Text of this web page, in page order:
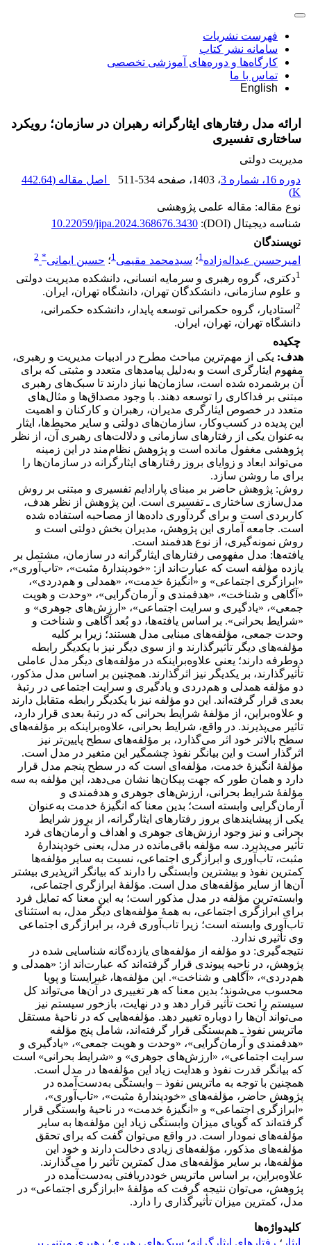
فهرست نشریات
سامانه نشر کتاب
کارگاه‌ها و دوره‌های آموزشی تخصصی
تماس با ما
English
ارائه مدل رفتارهای ایثارگرانه رهبران در سازمان؛ رویکرد
ساختاری تفسیری
مدیریت دولتی
دوره 16، شماره 3
، 1403 ، صفحه 511-534 اصل مقاله (442.64
K
)
نوع مقاله: مقاله علمی پژوهشی
شناسه دیجیتال (DOI):
10.22059/jipa.2024.368676.3430
نویسندگان
امیرحسین عبداله‌زاده1؛ سیدمحمد مقیمی1؛ حسین ایمانی*
2
1دکتری، گروه رهبری و سرمایه انسانی، دانشکده مدیریت دولتی
و علوم سازمانی، دانشکدگان تهران، دانشگاه تهران، ایران.
2 استادیار، گروه حکمرانی توسعه پایدار، دانشکده حکمرانی،
دانشگاه تهران، تهران، ایران.
چکیده
هدف: یکی از مهم‌ترین مباحث مطرح در ادبیات مدیریت و رهبری،
مفهوم ایثارگری است و به‌دلیل پیامدهای متعدد و مثبتی که برای
آن برشمرده شده است، سازمان‌ها نیاز دارند تا سبک‌های رهبری
مبتنی بر فداکاری را توسعه دهند. با وجود مصداق‌ها و مثال‌های
متعدد در خصوص ایثارگری مدیران، رهبران و کارکنان و اهمیت
این پدیده در کسب‌وکار، سازمان‌های دولتی و سایر محیط‌ها، ایثار
به‌عنوان یکی از رفتارهای سازمانی و دلالت‌های رهبری آن، از نظر
پژوهشی مغفول مانده است و پژوهش نظام‌مند در این زمینه
می‌تواند ابعاد و زوایای بروز رفتارهای ایثارگرانه در سازمان‌ها را
برای ما روشن سازد.
روش: پژوهش حاضر بر مبنای پارادایم تفسیری و مبتنی بر روش
مدل‌سازی ساختاری ـ تفسیری است. این پژوهش از نظر هدف،
کاربردی است و برای گردآوری داده‌ها از مصاحبه استفاده شده
است. جامعه آماری این پژوهش، مدیران بخش دولتی است و
روش نمونه‌گیری، از نوع هدفمند است.
یافته‌ها: مدل مفهومی رفتارهای ایثارگرانه در سازمان، مشتمل بر
یازده مؤلفه است که عبارت‌اند از: «خودپندارۀ مثبت»، «تاب‌آوری»،
«ابرازگری اجتماعی» و «انگیزۀ خدمت»، «همدلی و هم‌دردی»،
«آگاهی و شناخت»، «هدفمندی و آرمان‌گرایی»، «وحدت و هویت
جمعی»، «یادگیری و سرایت اجتماعی»، «ارزش‌های جوهری» و
«شرایط بحرانی». بر اساس یافته‌ها، دو بُعد آگاهی و شناخت و
وحدت جمعی، مؤلفه‌های مبنایی مدل هستند؛ زیرا بر کلیه
مؤلفه‌های دیگر تأثیرگذارند و از سوی دیگر نیز با یکدیگر رابطه
دوطرفه دارند؛ یعنی علاوه‌براینکه در مؤلفه‌های دیگر مدل عاملی
تأثیرگذارند، بر یکدیگر نیز اثرگذارند. همچنین بر اساس مدل مذکور،
دو مؤلفه همدلی و هم‌دردی و یادگیری و سرایت اجتماعی در رتبۀ
بعدی قرار گرفته‌اند. این دو مؤلفه نیز با یکدیگر رابطه متقابل دارند
و علاوه‌براین، از مؤلفۀ شرایط بحرانی که در رتبۀ بعدی قرار دارد،
تأثیر می‌پذیرند. در واقع، شرایط بحرانی، علاوه‌براینکه بر مؤلفه‌های
سطح بالاتر خود اثر می‌گذارد، بر مؤلفه‌های سطح پایین‌تر نیز
اثرگذار است و این بیانگر نفوذ چشمگیر این متغیر در مدل است.
مؤلفۀ انگیزۀ خدمت، مؤلفه‌ای است که در سطح پنجم مدل قرار
دارد و همان طور که جهت پیکان‌ها نشان می‌دهد، این مؤلفه به سه
مؤلفۀ شرایط بحرانی، ارزش‌های جوهری و هدفمندی و
آرمان‌گرایی وابسته است؛ بدین معنا که انگیزۀ خدمت به‌عنوان
یکی از پیشایندهای بروز رفتارهای ایثارگرانه، از بروز شرایط
بحرانی و نیز وجود ارزش‌های جوهری و اهداف و آرمان‌های فرد
تأثیر می‌پذیرد. سه مؤلفه باقی‌مانده در مدل، یعنی خودپندارۀ
مثبت، تاب‌آوری و ابرازگری اجتماعی، نسبت به سایر مؤلفه‌ها
کمترین نفوذ و بیشترین وابستگی را دارند که بیانگر اثرپذیری بیشتر
آن‌ها از سایر مؤلفه‌های مدل است. مؤلفۀ ابرازگری اجتماعی،
وابسته‌ترین مؤلفه در مدل مذکور است؛ به این معنا که تمایل فرد
برای ابرازگری اجتماعی، به همۀ مؤلفه‌های دیگر مدل، به استثنای
تاب‌آوری وابسته است؛ زیرا تاب‌آوری فرد، بر ابرازگری اجتماعی
وی تأثیری ندارد.
نتیجه‌گیری: دو مؤلفه از مؤلفه‌های یازده‌گانه شناسایی شده در
پژوهش، در ناحیه پیوندی قرار گرفته‌اند که عبارت‌اند از: «همدلی و
هم‌دردی»، «آگاهی و شناخت». این مؤلفه‌ها، غیرایستا و پویا
محسوب می‌شوند؛ بدین معنا که هر تغییری در آن‌ها می‌تواند کل
سیستم را تحت تأثیر قرار دهد و در نهایت، بازخور سیستم نیز
می‌تواند آن‌ها را دوباره تغییر دهد. مؤلفه‌هایی که در ناحیۀ مستقل
ماتریس نفوذ ـ هم‌بستگی قرار گرفته‌اند، شامل پنج مؤلفه
«هدفمندی و آرمان‌گرایی»، «وحدت و هویت جمعی»، «یادگیری و
سرایت اجتماعی»، «ارزش‌های جوهری» و «شرایط بحرانی» است
که بیانگر قدرت نفوذ و هدایت زیاد این مؤلفه‌ها در مدل است.
همچنین با توجه به ماتریس نفوذ – وابستگی به‌دست‌آمده در
پژوهش حاضر، مؤلفه‌های «خودپندارۀ مثبت»، «تاب‌آوری»،
«ابرازگری اجتماعی» و «انگیزۀ خدمت» در ناحیۀ وابستگی قرار
گرفته‌اند که گویای میزان وابستگی زیاد این مؤلفه‌ها به سایر
مؤلفه‌های نمودار است. در واقع می‌توان گفت که برای تحقق
مؤلفه‌های مذکور، مؤلفه‌های زیادی دخالت دارند و خود این
مؤلفه‌ها، بر سایر مؤلفه‌های مدل کمترین تأثیر را می‌گذارند.
علاوه‌براین، بر اساس ماتریس خوددریافتی به‌دست‌آمده در
پژوهش، می‌توان نتیجه گرفت که مؤلفۀ «ابرازگری اجتماعی» در
مدل، کمترین میزان تأثیرگذاری را دارد.
کلیدواژه‌ها
ایثار ؛ رفتارهای ایثارگرانه؛ سبک‌های رهبری؛ رهبری مبتنی بر